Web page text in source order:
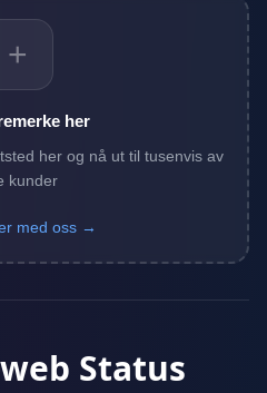
+
her
her og nå ut til tusenvis av
kunder
med oss →
Status